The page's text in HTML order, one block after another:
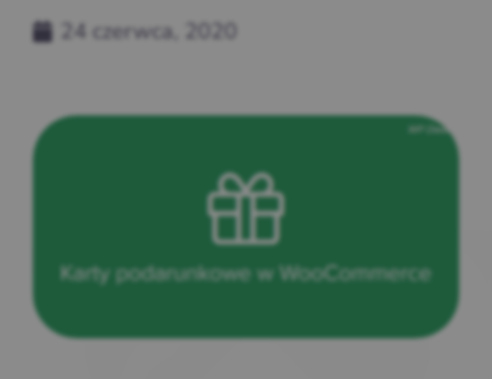
24 czerwca, 2020